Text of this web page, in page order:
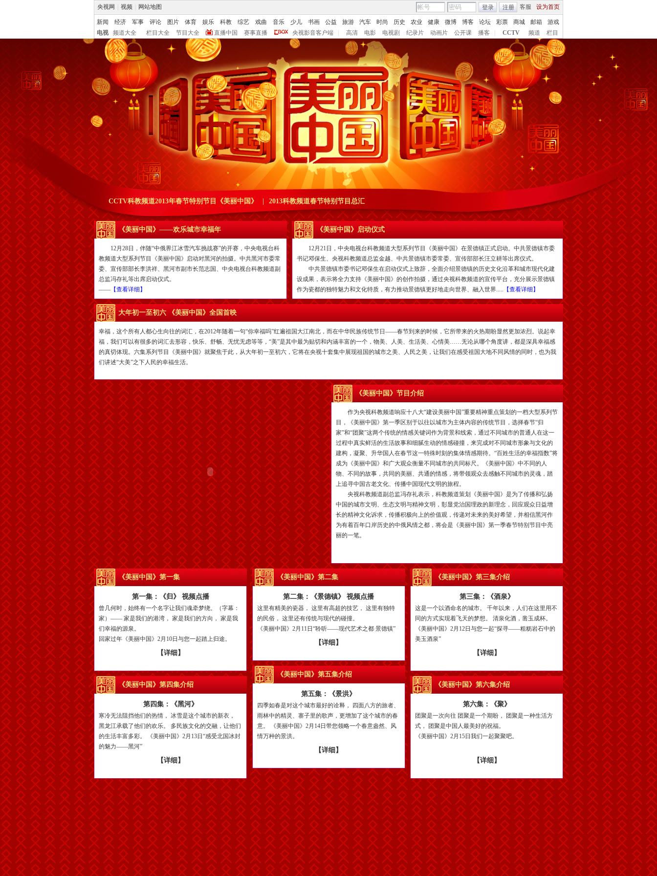
央视网 视频 网站地图 客服 设为首页
登录 注册
新闻 经济 军事 评论 图片 体育 娱乐 科教 综艺 戏曲 音乐 少儿 书画 公益 旅游 汽车 时尚 历史 农业 健康 微博 博客 论坛 彩票 商城 邮箱
游戏
电视
频道大全 栏目大全 节目大全 直播中国 赛事直播 央视影音客户端 高清 电影 电视剧 纪录片 动画片 公开课 播客 CCTV 频道 栏目
CCTV科教频道2013年春节特别节目《美丽中国》 2013科教频道春节特别节目总汇
《美丽中国》——欢乐城市幸福年
12月28日，伴随“中俄界江冰雪汽车挑战赛”的开赛，中央电视台科
教频道大型系列节目《美丽中国》启动对黑河的拍摄。中共黑河市委常
委、宣传部部长李洪祥、黑河市副市长范志国、中央电视台科教频道副
总监冯存礼等出席启动仪式。
—— 【查看详细】
《美丽中国》启动仪式
12月21日，中央电视台科教频道大型系列节目《美丽中国》在景德镇正式启动。中共景德镇市委
书记邓保生、央视科教频道总监金越、中共景德镇市委常委、宣传部部长汪立耕等出席仪式。
中共景德镇市委书记邓保生在启动仪式上致辞，全面介绍景德镇的历史文化沿革和城市现代化建
设成果，表示将全力支持《美丽中国》的创作拍摄，通过央视科教频道的宣传平台，充分展示景德镇
作为瓷都的独特魅力和文化特质，有力推动景德镇更好地走向世界、融入世界..... 【查看详细】
大年初一至初六 《美丽中国》全国首映
幸福，这个所有人都心生向往的词汇，在2012年随着一句“你幸福吗”红遍祖国大江南北，而在中华民族传统节日——春节到来的时候，它所带来的火热期盼显然更加浓烈。说起幸
福，我们可以有很多的词汇去形容，快乐、舒畅、无忧无虑等等，“美”是其中最为贴切和内涵丰富的一个，物美、人美、生活美、心情美……无论从哪个角度讲，都是深具幸福感
的真切体现。六集系列节目《美丽中国》就聚焦于此，从大年初一至初六，它将在央视十套集中展现祖国的城市之美、人民之美，让我们在感受祖国大地不同风情的同时，也为我
们讲述“大美”之下人民的幸福生活。
《美丽中国》节目介绍
作为央视科教频道响应十八大“建设美丽中国”重要精神重点策划的一档大型系列节
目，《美丽中国》第一季区别于以往以城市为主体内容的传统节目，选择春节“归
家”和“团聚”这两个传统的情感关键词作为背景和线索，通过不同城市的普通人在这一
过程中真实鲜活的生活故事和细腻生动的情感碰撞，来完成对不同城市形象与文化的
建构，凝聚、升华国人在春节这一特殊时刻的集体情感期待。“百姓生活的幸福指数”将
成为《美丽中国》和广大观众衡量不同城市的共同标尺。《美丽中国》中不同的人
物、不同的故事，共同的美丽、共通的情感，将带领观众去感触不同城市的灵魂，踏
上追寻中国古老文化、传播中国现代文明的旅程。
央视科教频道副总监冯存礼表示，科教频道策划《美丽中国》是为了传播和弘扬
中国的城市文明、生态文明与精神文明，彰显党治国理政的新理念，回应观众日益增
长的精神文化诉求，传播积极向上的价值观，传递对未来的美好希望，并相信黑河作
为有着百年口岸历史的中俄风情之都，将会是《美丽中国》第一季春节特别节目中亮
丽的一笔。
《美丽中国》第一集
第一集：《归》 视频点播
曾几何时，始终有一个名字让我们魂牵梦绕。（字幕：
家）—— 家是我们的港湾， 家是我们的方向， 家是我
们幸福的源泉。
回家过年《美丽中国》2月10日与您一起踏上归途。
【详细】
《美丽中国》第四集介绍
第四集：《黑河》
寒冷无法阻挡他们的热情， 冰雪是这个城市的新衣，
黑龙江承载了他们的欢乐。 多民族文化的交融，让他们
的生活丰富多彩。 《美丽中国》2月13日“感受北国冰封
的魅力——黑河”
【详细】
《美丽中国》第二集
第二集：《景德镇》 视频点播
这里有精美的瓷器， 这里有高超的技艺， 这里有独特
的民俗， 这里还有传统与现代的碰撞。
《美丽中国》2月11日“聆听——现代艺术之都 景德镇”
【详细】
《美丽中国》第五集介绍
第五集：《景洪》
四季如春是对这个城市最好的诠释， 四面八方的旅者、
雨林中的精灵、寨子里的歌声，更增加了这个城市的春
意。 《美丽中国》2月14日带您领略一个春意盎然、风
情万种的景洪。
【详细】
《美丽中国》第三集介绍
第三集：《酒泉》
这是一个以酒命名的城市。 千年以来，人们在这里用不
同的方式实现着飞天的梦想。 清泉化酒，凿玉成杯。
《美丽中国》2月12日与您一起“探寻——粗粝岩石中的
美玉酒泉”
【详细】
《美丽中国》第六集介绍
第六集：《聚》
团聚是一次向往 团聚是一个期盼， 团聚是一种生活方
式， 团聚是中国人最美好的祝福。
《美丽中国》2月15日我们一起聚聚吧。
【详细】